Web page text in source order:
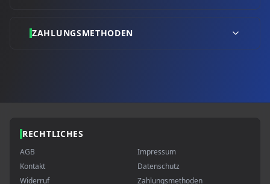
ZAHLUNGSMETHODEN
RECHTLICHES
AGB
Impressum
Kontakt
Datenschutz
Widerruf
Zahlungsmethoden